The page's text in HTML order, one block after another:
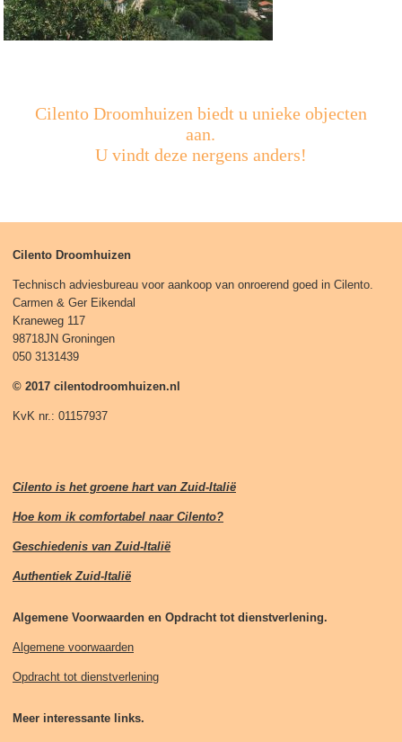
Cilento Droomhuizen biedt u unieke objecten
aan.
U vindt deze nergens anders!
Cilento Droomhuizen
Technisch adviesbureau voor aankoop van onroerend goed in Cilento.
Carmen & Ger Eikendal
Kraneweg 117
98718JN Groningen
050 3131439
© 2017 cilentodroomhuizen.nl
KvK nr.: 01157937
Cilento is het groene hart van Zuid-Italië
Hoe kom ik comfortabel naar Cilento?
Geschiedenis van Zuid-Italië
Authentiek Zuid-Italië
Algemene Voorwaarden en Opdracht tot dienstverlening.
Algemene voorwaarden
Opdracht tot dienstverlening
Meer interessante links.